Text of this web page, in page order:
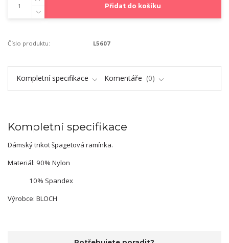
Přidat do košíku
Číslo produktu: L5607
Kompletní specifikace Komentáře 0
Kompletní specifikace
Dámský trikot špagetová ramínka.
Materiál: 90% Nylon
10% Spandex
Výrobce: BLOCH